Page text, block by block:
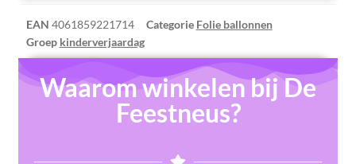
EAN 4061859221714 Categorie Folie ballonnen
Groep kinderverjaardag
Waarom winkelen bij De
Feestneus?